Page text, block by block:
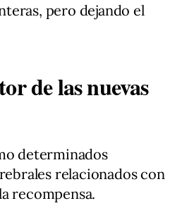
pero dejando el
de las nuevas
determinados
relacionados con
recompensa.